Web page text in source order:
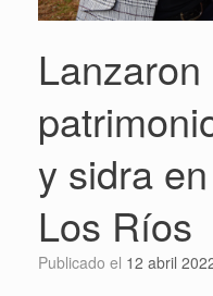
y sidra
Los Ríos
Publicado el 12 abril